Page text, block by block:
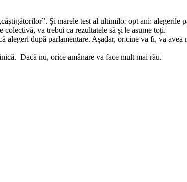
Și marele test al ultimilor opt ani:
colectivă, va trebui ca rezultatele să și le asume toți.
alegeri după parlamentare. Așadar, oricine va fi, va
Dacă nu, orice amânare va face mult mai rău.